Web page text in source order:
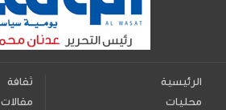
الرئيسية
محليات
ثقافة
مقالات